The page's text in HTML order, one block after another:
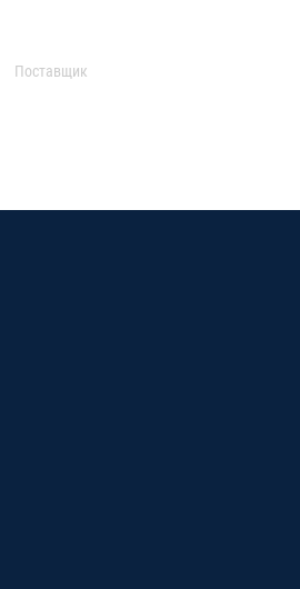
Поставщик